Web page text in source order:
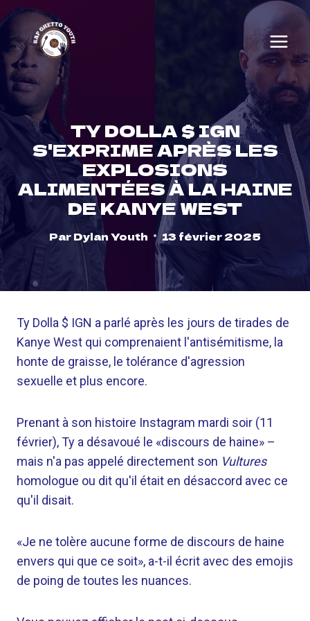
Skip
to
content
TY DOLLA $ IGN
S'EXPRIME APRÈS LES
EXPLOSIONS
ALIMENTÉES À LA HAINE
DE KANYE WEST
ParDylan Youth 13 février 2025
Ty Dolla $ IGN a parlé après les jours de tirades de
Kanye West qui comprenaient l'antisémitisme, la
honte de graisse, le tolérance d'agression
sexuelle et plus encore.
Prenant à son histoire Instagram mardi soir (11
février), Ty a désavoué le «discours de haine» –
mais n'a pas appelé directement son Vultures
homologue ou dit qu'il était en désaccord avec ce
qu'il disait.
«Je ne tolère aucune forme de discours de haine
envers qui que ce soit», a-t-il écrit avec des emojis
de poing de toutes les nuances.